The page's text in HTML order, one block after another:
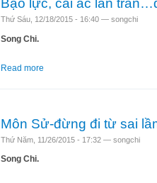
Thứ Sáu, 12/18/2015 - 16:40 — songchi
Song Chi.
Read more
Môn Sử-đừng đi từ sai
Thứ Năm, 11/26/2015 - 17:32 — songchi
Song Chi.